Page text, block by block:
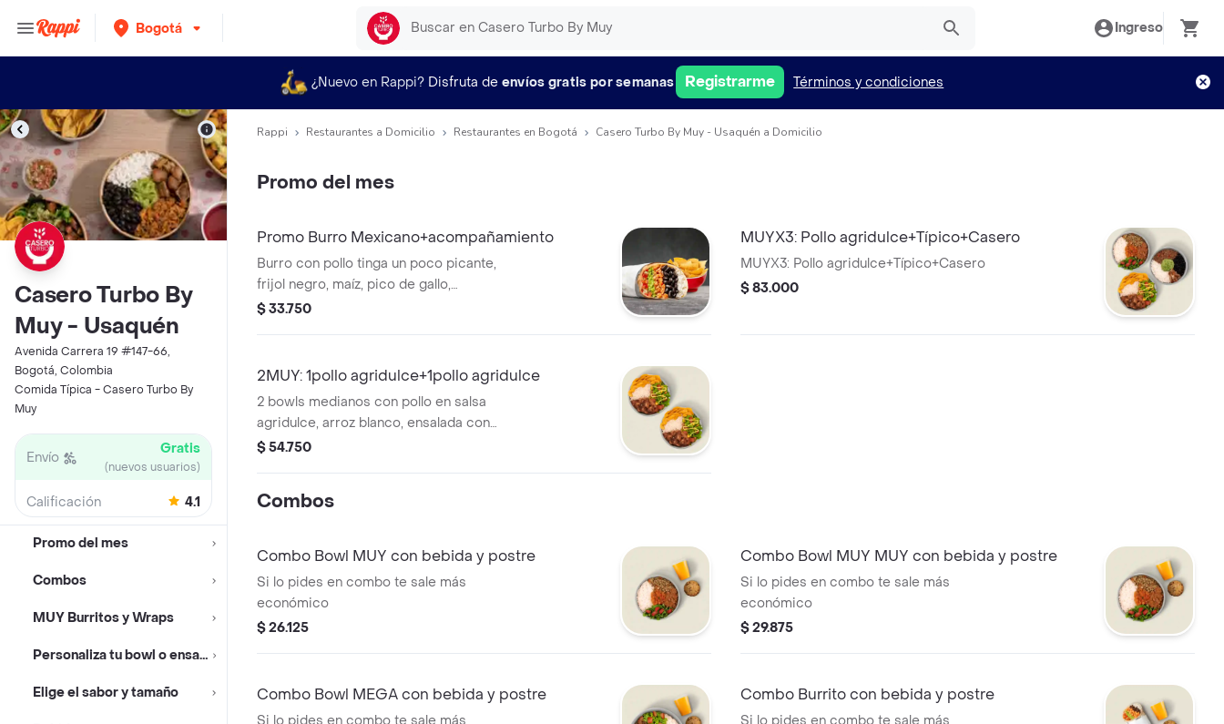
Bogotá Ingreso
¿Nuevo en Rappi? Disfruta de envíos gratis por semanas Registrarme Términos y condiciones
Casero Turbo By
Muy - Usaquén
Avenida Carrera 19 #147-66,
Bogotá, Colombia
Comida Típica - Casero Turbo By
Muy
Envío Gratis
(nuevos usuarios)
Calificación 4.1
Promo del mes
Combos
MUY Burritos y Wraps
Personaliza tu bowl o ensalada
Elige el sabor y tamaño
Rappi Restaurantes a Domicilio Restaurantes en Bogotá Casero Turbo By Muy - Usaquén a Domicilio
Promo del mes
Promo Burro Mexicano+acompañamiento
Burro con pollo tinga un poco picante,
frijol negro, maíz, pico de gallo,
guacamole y arroz blanco en tortilla de
adicional.
$ 33.750
MUYX3: Pollo agridulce+Típico+Casero
MUYX3: Pollo agridulce+Típico+Casero
$ 83.000
2MUY: 1pollo agridulce+1pollo agridulce
2 bowls medianos con pollo en salsa
agridulce, arroz blanco, ensalada con
lechuga y tomate, maíz, salsa MUY y
$ 54.750
Combos
Combo Bowl MUY con bebida y postre
Si lo pides en combo te sale más
económico
$ 26.125
Combo Bowl MUY MUY con bebida y postre
Si lo pides en combo te sale más
económico
$ 29.875
Combo Bowl MEGA con bebida y postre Combo Burrito con bebida y postre